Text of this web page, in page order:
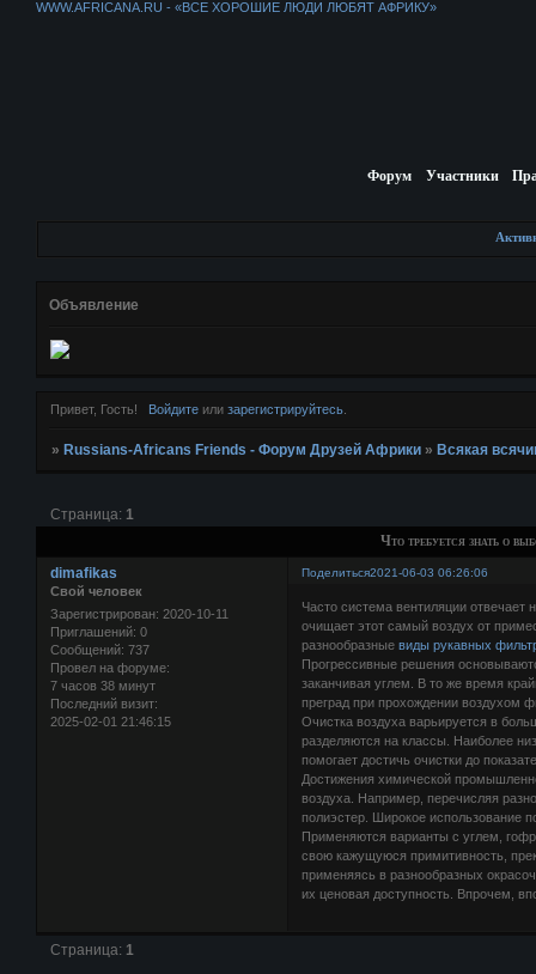
WWW.AFRICANA.RU - «ВСЕ ХОРОШИЕ ЛЮДИ ЛЮБЯТ АФРИКУ»
Форум Участники
Объявление
Привет, Гость! Войдитеили зарегистрируйтесь.
» Russians-Africans Friends - Форум Друзей Африки » Всякая
Что требуется знать о
Страница: 1
Поделиться2021-06-03 06:26:06
dimafikas
Свой человек
Зарегистрирован: 2020-10-11
Приглашений: 0
Сообщений: 737
Провел на форуме:
7 часов 38 минут
Последний визит:
2025-02-01 21:46:15
Часто система вентиляции отвечает
очищает этот самый воздух от
разнообразныевиды рукавных
Прогрессивные решения
заканчивая углем. В то же время
преград при прохождении воздухом
Очистка воздуха варьируется в
разделяются на классы. Наиболее
помогает достичь очистки до
Достижения химической
воздуха. Например, перечисляя
полиэстер. Широкое использование
Применяются варианты с углем,
свою кажущуюся примитивность,
применяясь в разнообразных
их ценовая доступность. Впрочем,
Страница: 1